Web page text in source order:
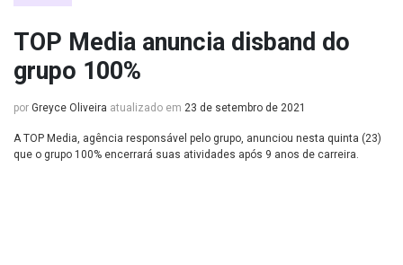
TOP Media anuncia disband do
grupo 100%
por Greyce Oliveira atualizado em 23 de setembro de 2021
A TOP Media, agência responsável pelo grupo, anunciou nesta quinta (23)
que o grupo 100% encerrará suas atividades após 9 anos de carreira.